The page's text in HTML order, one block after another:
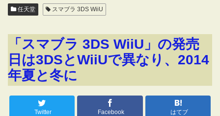
任天堂 スマブラ 3DS WiiU
「スマブラ 3DS WiiU」の発売
日は3DSとWiiUで異なり、2014
年夏と冬に
Twitter Facebook はてブ